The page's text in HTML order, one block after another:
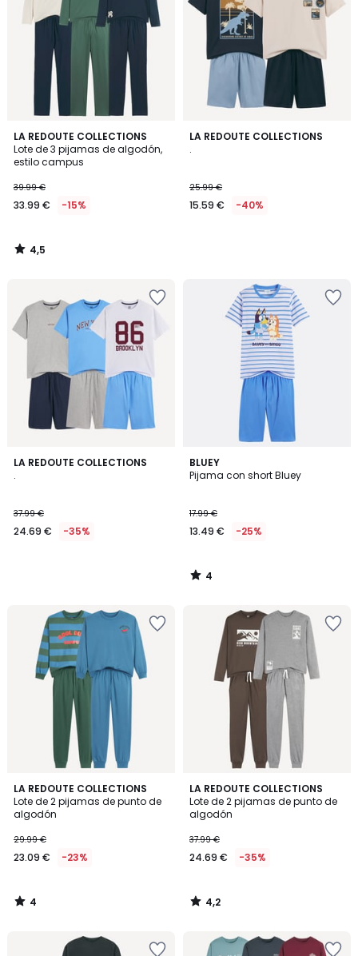
LA REDOUTE COLLECTIONS
Lote de 3 pijamas de algodón,
estilo campus
39.99 €
33.99 € -15%
4,5
/ 5
4,5
/
LA REDOUTE COLLECTIONS
.
25.99 €
15.59 € -40%
LA REDOUTE COLLECTIONS
.
37.99 €
24.69 € -35%
BLUEY
Pijama con short Bluey
17.99 €
13.49 € -25%
4
/
4
/
LA REDOUTE COLLECTIONS
Lote de 2 pijamas de punto de
algodón
29.99 €
23.09 € -23%
4
/
5
4
/
LA REDOUTE COLLECTIONS
Lote de 2 pijamas de punto de
algodón
37.99 €
24.69 € -35%
4,2
/ 5
4,2
/